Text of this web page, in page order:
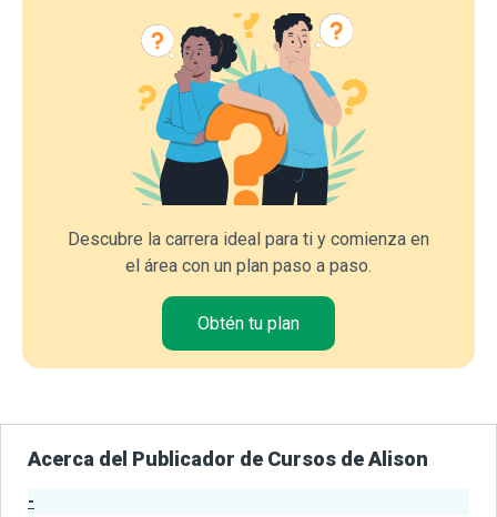
Descubre la carrera ideal para ti y comienza en
el área con un plan paso a paso.
Obtén tu plan
Acerca del Publicador de Cursos de Alison
-